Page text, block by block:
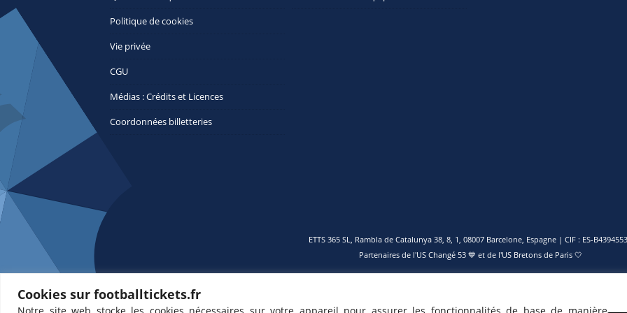
Cookies sur footballtickets.fr
Notre site web stocke les cookies nécessaires sur votre appareil pour assurer les fonctionnalités de base de manière
Politique de cookies
Vie privée
CGU
Médias : Crédits et Licences
Coordonnées billetteries
ETTS 365 SL, Rambla de Catalunya 38, 8, 1, 08007 Barcelone, Espagne | CIF : ES-
Partenaires de l'US Changé 53 💙 et de l'US Bretons de Paris 🤍